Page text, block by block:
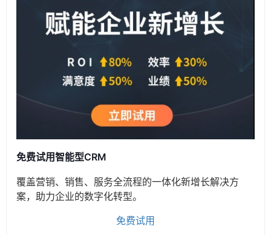
免费试用智能型CRM
覆盖营销、销售、服务全流程的一体化新增长解决方
案，助力企业的数字化转型。
免费试用